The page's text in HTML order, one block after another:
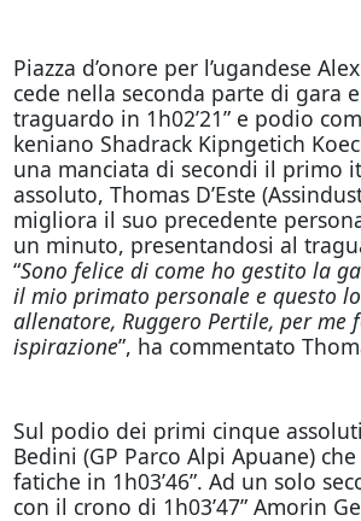
Piazza d’onore per l’ugandese
cede nella seconda parte di gara
traguardo in 1h02’21” e podio
keniano Shadrack Kipngetich
una manciata di secondi il primo
assoluto, Thomas D’Este
migliora il suo precedente
un minuto, presentandosi al
“Sono felice di come ho gestito la
il mio primato personale e questo
allenatore, Ruggero Pertile, per me
ispirazione”, ha commentato
Sul podio dei primi cinque
Bedini (GP Parco Alpi Apuane)
fatiche in 1h03’46”. Ad un solo
con il crono di 1h03’47” Amorin